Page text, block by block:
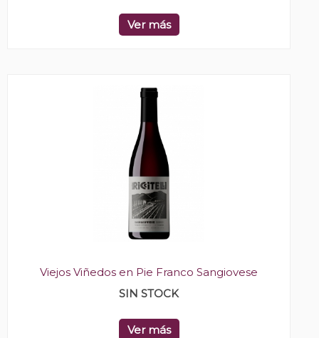
Ver más
Viejos Viñedos en Pie Franco Sangiovese
SIN STOCK
Ver más